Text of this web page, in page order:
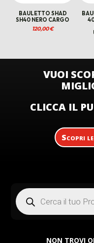
BAULETTO SHAD
SH40 NERO CARGO
120,00€
VUOI
CLICCA IL
Scopri
Products
search
NON TROVI